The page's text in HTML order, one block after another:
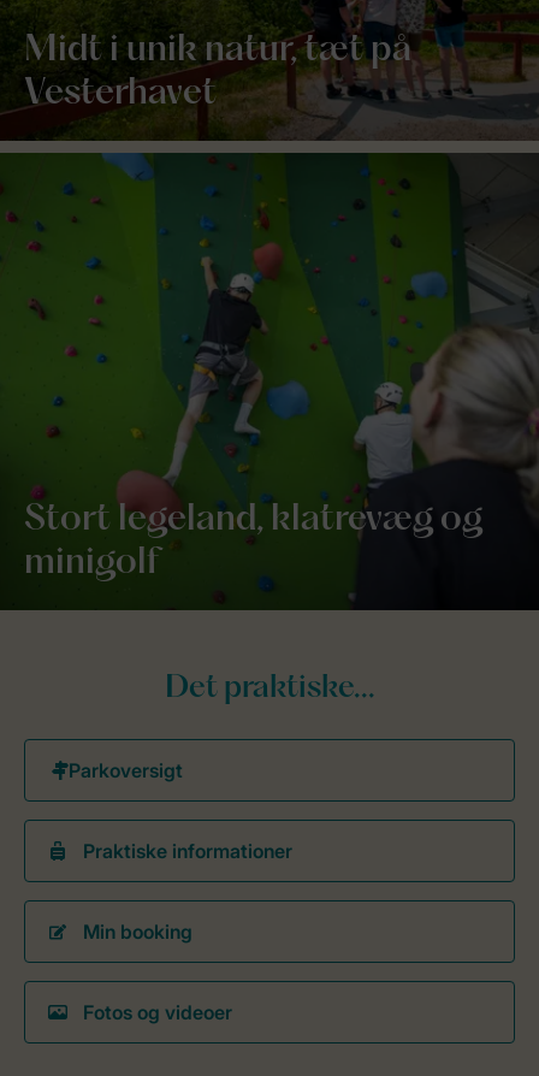
Midt i unik natur, tæt på
Vesterhavet
Stort legeland, klatrevæg og
minigolf
Det praktiske...
Praktiske informationer
Min booking
Fotos og videoer